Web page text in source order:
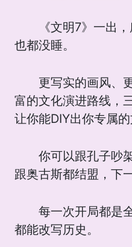
《文明7》一出
也都没睡。
更写实的画风、
富的文化演进路线，
让你能DIY出你专属的
你可以跟孔子吵
跟奥古斯都结盟，下
每一次开局都是
都能改写历史。